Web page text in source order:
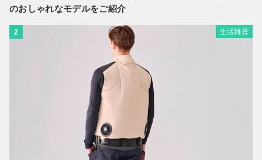
のおしゃれなモデルをご紹介
2 生活雑貨